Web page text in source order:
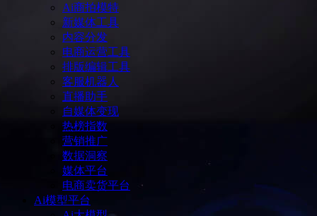
Ai商拍模特
新媒体工具
内容分发
电商运营工具
排版编辑工具
客服机器人
直播助手
自媒体变现
热榜指数
营销推广
数据洞察
媒体平台
电商卖货平台
Ai模型平台